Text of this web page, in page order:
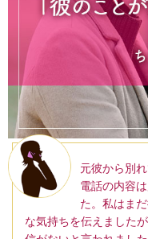
元彼から別
電話の内容
た。私はま
な気持ちを伝えました